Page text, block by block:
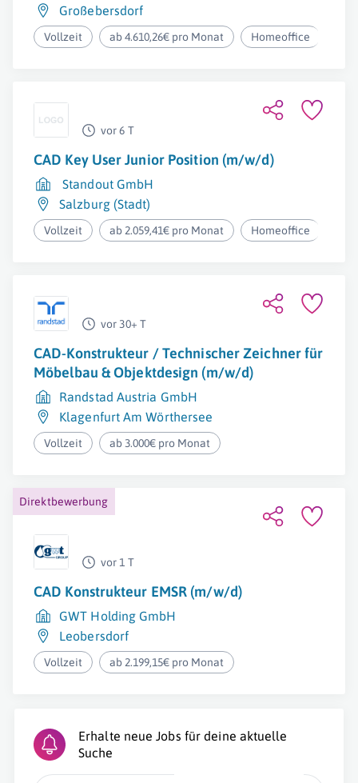
Großebersdorf
Vollzeit ab 4.610,26€ pro Monat Homeoffice
vor 6 T
CAD Key User Junior Position (m/w/d)
Standout GmbH
Salzburg (Stadt)
Vollzeit ab 2.059,41€ pro Monat Homeoffice
vor 30+ T
CAD-Konstrukteur / Technischer Zeichner für
Möbelbau & Objektdesign (m/w/d)
Randstad Austria GmbH
Klagenfurt Am Wörthersee
Vollzeit ab 3.000€ pro Monat
Direktbewerbung
vor 1 T
CAD Konstrukteur EMSR (m/w/d)
GWT Holding GmbH
Leobersdorf
Vollzeit ab 2.199,15€ pro Monat
Erhalte neue Jobs für deine aktuelle
Suche